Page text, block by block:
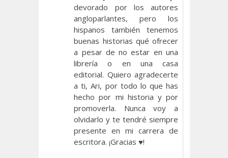
devorado por los autores
angloparlantes, pero los
hispanos también tenemos
buenas historias qué ofrecer
a pesar de no estar en una
librería o en una casa
editorial. Quiero agradecerte
a ti, Ari, por todo lo que has
hecho por mi historia y por
promoverla. Nunca voy a
olvidarlo y te tendré siempre
presente en mi carrera de
escritora. ¡Gracias ♥!